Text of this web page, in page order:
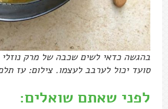
בהגשה כדאי לשים שכבה של מרק נוזלי
סועד יכול לערבב לעצמו. צילום: עז
לפני שאתם שואלים: